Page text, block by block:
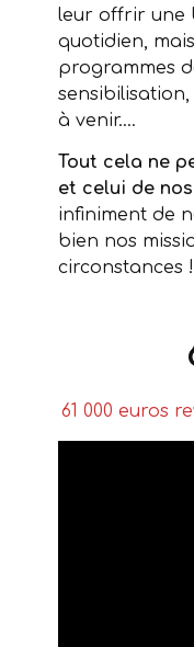
leur offrir une
quotidien,
programmes
à venir….
Tout cela ne
et celui de
infiniment de
bien nos
circonstances !
61 000 euros